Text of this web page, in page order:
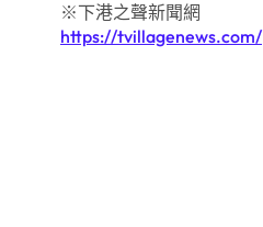
※下港之聲新聞網
https://tvillagenews.com/